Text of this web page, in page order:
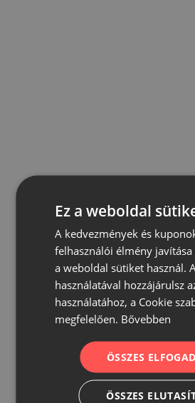
500
Ez a weboldal
A kedvezmények és
felhasználói élmény
a weboldal sütiket használ.
használatával hozzájárulsz
használatához, a Cookie
megfelelően. Bővebben
ÖSSZES
ÖSSZES